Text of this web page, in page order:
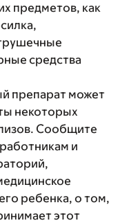
предметов, как
средства
препарат может
некоторых
Сообщите
и
ребенка, о том,
этот